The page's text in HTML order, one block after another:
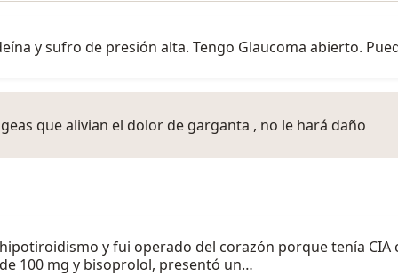
y sufro de presión alta. Tengo Glaucoma abierto.
que alivian el dolor de garganta , no le hará daño
y fui operado del corazón porque tenía
100 mg y bisoprolol, presentó un…